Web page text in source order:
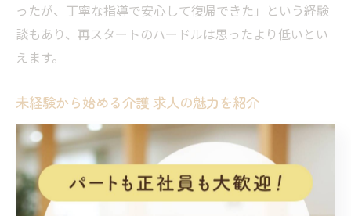
ったが、丁寧な指導で安心して復帰できた」という経験
談もあり、再スタートのハードルは思ったより低いとい
えます。
未経験から始める介護 求人の魅力を紹介
未経験から介護 求人に挑戦する魅力は、地域貢献と人の
役に立てるやりがいの大きさです。
青森県黒石市では、地元密着型の施設や訪問介護、グル
ープホームなど、多様な働き方が選べる点も特長です。